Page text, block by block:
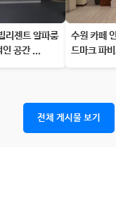
리젠트 알파룸
공간 ...
수원 카페
드마크 파
전체 게시물 보기